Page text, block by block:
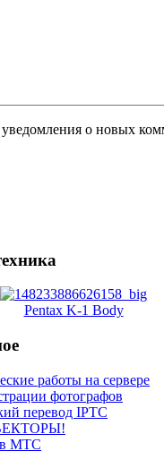
о новых
Pentax K-1 Body
работы на сервере
фотографов
перевод IPTC
МТС